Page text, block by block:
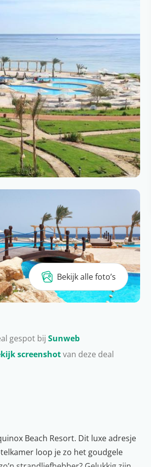
Bekijk alle foto’s
gespot bijSunweb
screenshotvan deze deal
Beach Resort. Dit luxe adresje
loop je zo het goudgele